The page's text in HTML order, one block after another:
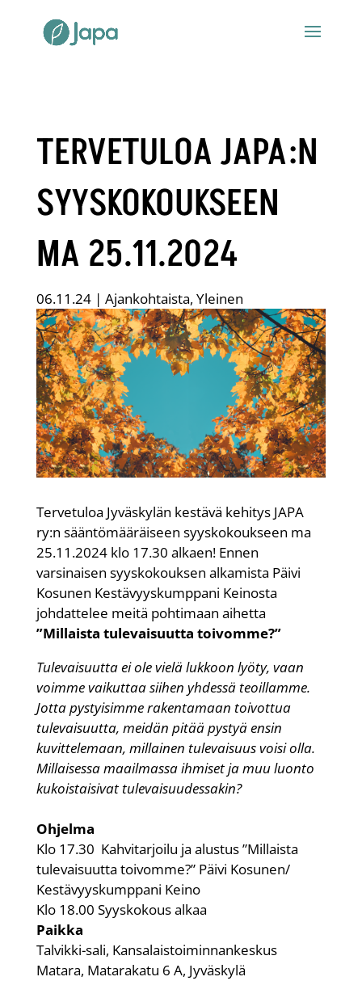
TERVETULOA JAPA:N
SYYSKOKOUKSEEN
MA 25.11.2024
06.11.24| Ajankohtaista, Yleinen
Tervetuloa Jyväskylän kestävä kehitys JAPA
ry:n sääntömääräiseen syyskokoukseen ma
25.11.2024 klo 17.30 alkaen! Ennen
varsinaisen syyskokouksen alkamista Päivi
Kosunen Kestävyyskumppani Keinosta
johdattelee meitä pohtimaan aihetta
”Millaista tulevaisuutta toivomme?”
Tulevaisuutta ei ole vielä lukkoon lyöty, vaan
voimme vaikuttaa siihen yhdessä teoillamme.
Jotta pystyisimme rakentamaan toivottua
tulevaisuutta, meidän pitää pystyä ensin
kuvittelemaan, millainen tulevaisuus voisi olla.
Millaisessa maailmassa ihmiset ja muu luonto
kukoistaisivat tulevaisuudessakin?
Ohjelma
Klo 17.30 Kahvitarjoilu ja alustus ”Millaista
tulevaisuutta toivomme?” Päivi Kosunen/
Kestävyyskumppani Keino
Klo 18.00 Syyskokous alkaa
Paikka
Talvikki-sali, Kansalaistoiminnankeskus
Matara, Matarakatu 6 A, Jyväskylä